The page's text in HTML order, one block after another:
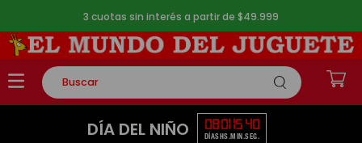
3 cuotas sin interés a partir de $49.999
Buscar
TÉRMINOS MÁS BUSCADOS
DÍA DEL NIÑO 08
DÍAS
01
HS.
15
MIN.
39
SEG.